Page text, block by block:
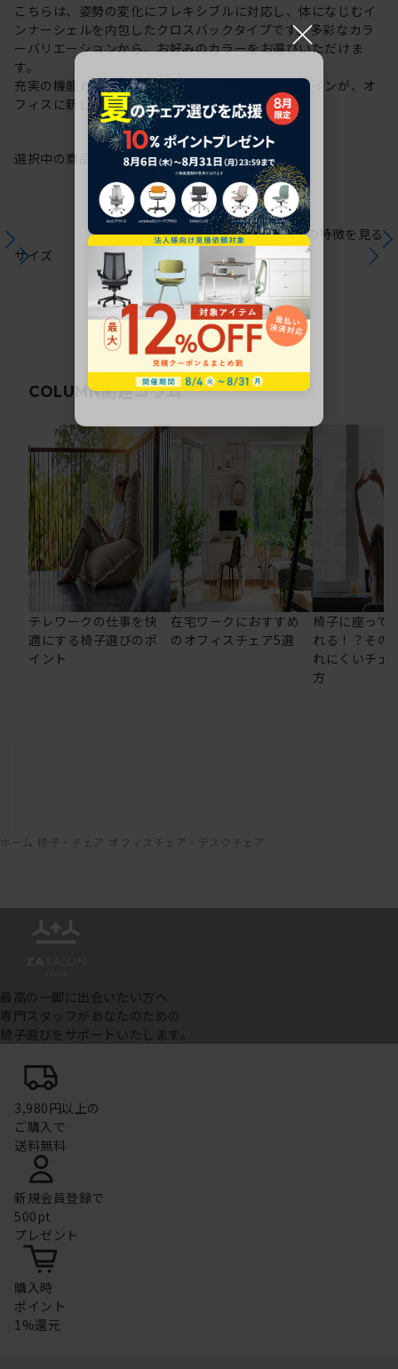
こちらは、姿勢の変化にフレキシブルに対応し、体になじむイ
ンナーシェルを内包したクロスバックタイプです。多彩なカラ
ーバリエーションから、お好みのカラーをお選びいただけま
す。
充実の機能と一体となった透明感のある美しいデザインが、オ
フィスに新しい風を運びます。
選択中の商品情報 保証注意事項
サイズ
シリーズの特徴を見る
COLUMN関連コラム
テレワークの仕事を快
適にする椅子選びのポ
イント
在宅ワークにおすすめ
のオフィスチェア5選
椅子に座って
れる！？その
れにくいチェ
方
ホーム 椅子・チェア オフィスチェア・デスクチェア
最高の一脚に出会いたい方へ
専門スタッフがあなたのための
椅子選びをサポートいたします。
3,980円以上の
ご購入で
送料無料
新規会員登録で
500pt
プレゼント
購入時
ポイント
1%還元
×